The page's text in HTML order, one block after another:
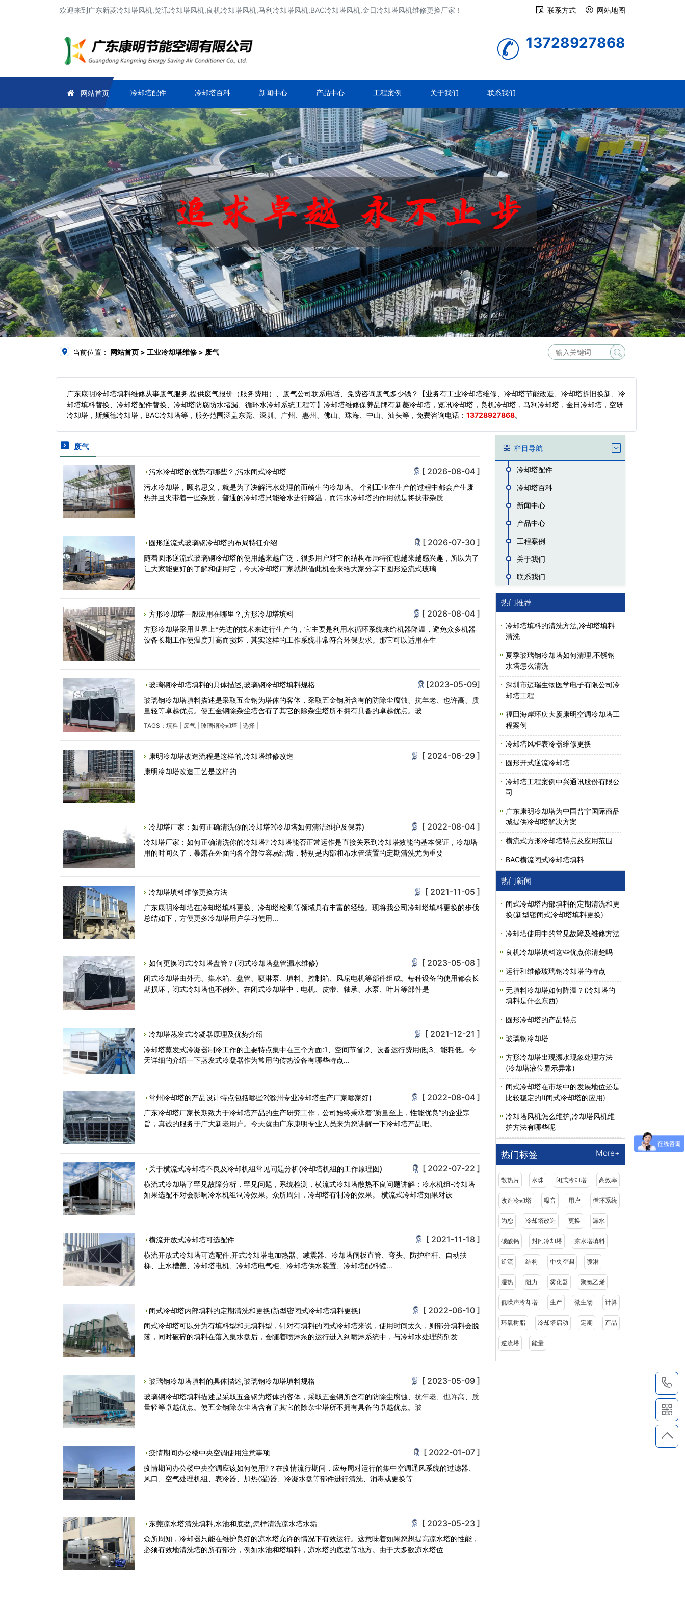
欢迎来到广东新菱冷却塔风机,览讯冷却塔风机,良机冷却塔风机,马利冷却塔风机,BAC冷却塔风机,金日冷却塔风机维修更换厂家！ 联系方式 网站地图
13728927868
网站首页 冷却塔配件 冷却塔百科 新闻中心 产品中心 工程案例 关于我们 联系我们
当前位置： 网站首页 > 工业冷却塔维修 > 废气
广东康明冷却塔填料维修从事废气服务,提供废气报价（服务费用）、废气公司联系电话、免费咨询废气多少钱？【业务有工业冷却塔维修、冷却塔节能改造、冷却塔拆旧换新、冷
却塔填料替换、冷却塔配件替换、冷却塔防腐防水堵漏、循环水冷却系统工程等】冷却塔维修保养品牌有新菱冷却塔，览讯冷却塔，良机冷却塔，马利冷却塔，金日冷却塔，空研
冷却塔，斯频德冷却塔，BAC冷却塔等，服务范围涵盖东莞、深圳、广州、惠州、佛山、珠海、中山、汕头等， 免费咨询电话： 13728927868。
废气
污水冷却塔的优势有哪些？,污水闭式冷却塔 [ 2026-08-04 ]
污水冷却塔，顾名思义，就是为了决解污水处理的而萌生的冷却塔。 个别工业在生产的过程中都会产生废
热并且夹带着一些杂质，普通的冷却塔只能给水进行降温，而污水冷却塔的作用就是将挟带杂质
圆形逆流式玻璃钢冷却塔的布局特征介绍 [ 2026-07-30 ]
随着圆形逆流式玻璃钢冷却塔的使用越来越广泛，很多用户对它的结构布局特征也越来越感兴趣，所以为了
让大家能更好的了解和使用它，今天冷却塔厂家就想借此机会来给大家分享下圆形逆流式玻璃
方形冷却塔一般应用在哪里？,方形冷却塔填料 [ 2026-08-04 ]
方形冷却塔采用世界上*先进的技术来进行生产的，它主要是利用水循环系统来给机器降温，避免众多机器
设备长期工作使温度升高而损坏，其实这样的工作系统非常符合环保要求。那它可以适用在生
玻璃钢冷却塔填料的具体描述,玻璃钢冷却塔填料规格 [2023-05-09]
玻璃钢冷却塔填料描述是采取五金钢为塔体的客体，采取五金钢所含有的防除尘腐蚀、抗年老、也许高、质
量轻等卓越优点。使五金钢除杂尘塔含有了其它的除杂尘塔所不拥有具备的卓越优点。玻
TAGS： 填料 废气 玻璃钢冷却塔 选择
康明冷却塔改造流程是这样的,冷却塔维修改造 [ 2024-06-29 ]
康明冷却塔改造工艺是这样的
冷却塔厂家：如何正确清洗你的冷却塔?(冷却塔如何清洁维护及保养) [ 2022-08-04 ]
冷却塔厂家：如何正确清洗你的冷却塔? 冷却塔能否正常运作是直接关系到冷却塔效能的基本保证，冷却塔
用的时间久了，暴露在外面的各个部位容易结垢，特别是内部和布水管装置的定期清洗尤为重要
冷却塔填料维修更换方法 [ 2021-11-05 ]
广东康明冷却塔在冷却塔填料更换、冷却塔检测等领域具有丰富的经验。现将我公司冷却塔填料更换的步伐
总结如下，方便更多冷却塔用户学习使用...
如何更换闭式冷却塔盘管？(闭式冷却塔盘管漏水维修) [ 2023-05-08 ]
闭式冷却塔由外壳、集水箱、盘管、喷淋泵、填料、控制箱、风扇电机等部件组成。每种设备的使用都会长
期损坏，闭式冷却塔也不例外。在闭式冷却塔中，电机、皮带、轴承、水泵、叶片等部件是
冷却塔蒸发式冷凝器原理及优势介绍 [ 2021-12-21 ]
冷却塔蒸发式冷凝器制冷工作的主要特点集中在三个方面:1、空间节省;2、设备运行费用低;3、能耗低。今
天详细的介绍一下蒸发式冷凝器作为常用的传热设备有哪些特点...
常州冷却塔的产品设计特点包括哪些?(滁州专业冷却塔生产厂家哪家好) [ 2022-08-04 ]
广东冷却塔厂家长期致力于冷却塔产品的生产研究工作，公司始终秉承着“质量至上，性能优良”的企业宗
旨，真诚的服务于广大新老用户。今天就由广东康明专业人员来为您讲解一下冷却塔产品吧。
关于横流式冷却塔不良及冷却机组常见问题分析(冷却塔机组的工作原理图) [ 2022-07-22 ]
横流式冷却塔了罕见故障分析，罕见问题，系统检测，横流式冷却塔散热不良问题讲解：冷水机组-冷却塔
如果选配不对会影响冷水机组制冷效果。众所周知，冷却塔有制冷的效果。 横流式冷却塔如果对设
横流开放式冷却塔可选配件 [ 2021-11-18 ]
横流开放式冷却塔可选配件,开式冷却塔电加热器、减震器、冷却塔闸板直管、弯头、防护栏杆、自动扶
梯、上水槽盖、冷却塔电机、冷却塔电气柜、冷却塔供水装置、冷却塔配料罐...
闭式冷却塔内部填料的定期清洗和更换(新型密闭式冷却塔填料更换) [ 2022-06-10 ]
闭式冷却塔可以分为有填料型和无填料型，针对有填料的闭式冷却塔来说，使用时间太久，则部分填料会脱
落，同时破碎的填料在落入集水盘后，会随着喷淋泵的运行进入到喷淋系统中，与冷却水处理药剂发
玻璃钢冷却塔填料的具体描述,玻璃钢冷却塔填料规格 [ 2023-05-09 ]
玻璃钢冷却塔填料描述是采取五金钢为塔体的客体，采取五金钢所含有的防除尘腐蚀、抗年老、也许高、质
量轻等卓越优点。使五金钢除杂尘塔含有了其它的除杂尘塔所不拥有具备的卓越优点。玻
疫情期间办公楼中央空调使用注意事项 [ 2022-01-07 ]
疫情期间办公楼中央空调应该如何使用?？在疫情流行期间，应每周对运行的集中空调通风系统的过滤器、
风口、空气处理机组、表冷器、加热(湿)器、冷凝水盘等部件进行清洗、消毒或更换等
东莞凉水塔清洗填料,水池和底盆,怎样清洗凉水塔水垢 [ 2023-05-23 ]
众所周知，冷却器只能在维护良好的凉水塔允许的情况下有效运行。这意味着如果您想提高凉水塔的性能，
必须有效地清洗塔的所有部分，例如水池和塔填料，凉水塔的底盆等地方。由于大多数凉水塔位
栏目导航
冷却塔配件
冷却塔百科
新闻中心
产品中心
工程案例
关于我们
联系我们
热门推荐
冷却塔填料的清洗方法,冷却塔填料
清洗
夏季玻璃钢冷却塔如何清理,不锈钢
水塔怎么清洗
深圳市迈瑞生物医学电子有限公司冷
却塔工程
福田海岸环庆大厦康明空调冷却塔工
程案例
冷却塔风柜表冷器维修更换
圆形开式逆流冷却塔
冷却塔工程案例中兴通讯股份有限公
司
广东康明冷却塔为中国普宁国际商品
城提供冷却塔解决方案
横流式方形冷却塔特点及应用范围
BAC横流闭式冷却塔填料
热门新闻
闭式冷却塔内部填料的定期清洗和更
换(新型密闭式冷却塔填料更换)
冷却塔使用中的常见故障及维修方法
良机冷却塔填料这些优点你清楚吗
运行和维修玻璃钢冷却塔的特点
无填料冷却塔如何降温？(冷却塔的
填料是什么东西)
圆形冷却塔的产品特点
玻璃钢冷却塔
方形冷却塔出现漂水现象处理方法
(冷却塔液位显示异常)
闭式冷却塔在市场中的发展地位还是
比较稳定的!(闭式冷却塔的应用)
冷却塔风机怎么维护,冷却塔风机维
护方法有哪些呢
热门标签 More+
散热片 水珠 闭式冷却塔 高效率
改造冷却塔 噪音 用户 循环系统
为您 冷却塔改造 更换 漏水
碳酸钙 封闭冷却塔 凉水塔填料
逆流 结构 中央空调 喷淋
湿热 阻力 雾化器 聚氯乙烯
低噪声冷却塔 生产 微生物 计算
环氧树脂 冷却塔启动 定期 产品
逆流塔 能量